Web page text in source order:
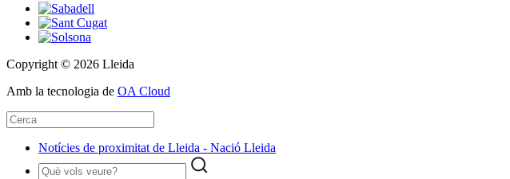
Copyright © 2026 Lleida
Amb la tecnologia de OA Cloud
Notícies de proximitat de Lleida - Nació Lleida